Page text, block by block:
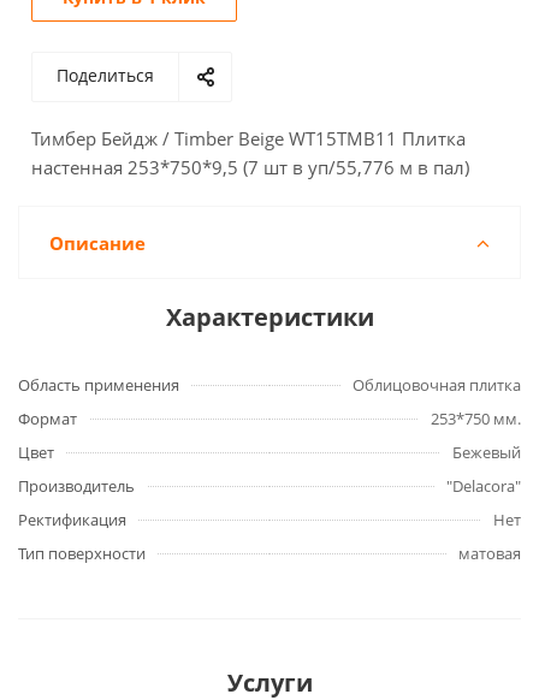
Поделиться
Тимбер Бейдж / Timber Beige WT15TMB11 Плитка
настенная 253*750*9,5 (7 шт в уп/55,776 м в пал)
Описание
Характеристики
Область применения
Облицовочная плитка
Формат
253*750 мм.
Цвет
Бежевый
Производитель
"Delacora"
Ректификация
Нет
Тип поверхности
матовая
Услуги